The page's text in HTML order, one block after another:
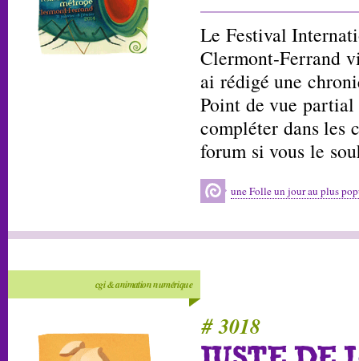
Le Festival
Clermont-Ferrand
ai rédigé une
Point de vue
compléter dans les
forum si vous le
une Folle un jour au plus
cgi & animation numérique
# 3018